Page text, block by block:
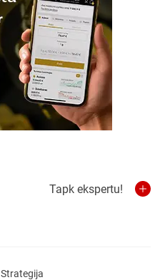
Tapk ekspertu!
Strategija